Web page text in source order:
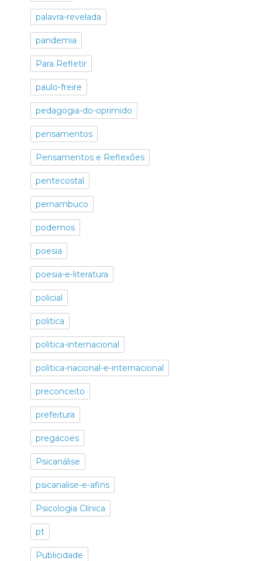
palavra-revelada
pandemia
Para Refletir
paulo-freire
pedagogia-do-oprimido
pensamentos
Pensamentos e Reflexões
pentecostal
pernambuco
podemos
poesia
poesia-e-literatura
policial
politica
politica-internacional
politica-nacional-e-internacional
preconceito
prefeitura
pregacoes
Psicanálise
psicanalise-e-afins
Psicologia Clínica
pt
Publicidade